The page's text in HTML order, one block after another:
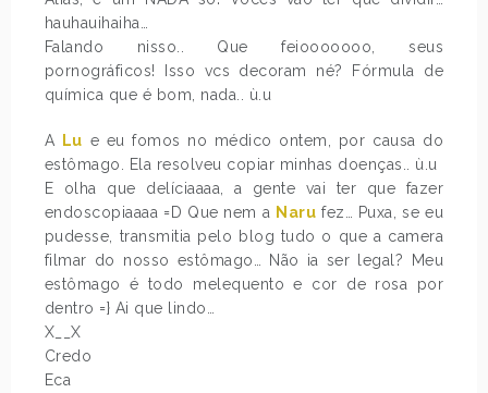
hauhauihaiha…
Falando nisso.. Que feiooooooo, seus
pornográficos! Isso vcs decoram né? Fórmula de
química que é bom, nada.. ù.u
A Lu e eu fomos no médico ontem, por causa do
estômago. Ela resolveu copiar minhas doenças.. ù.u
E olha que delíciaaaa, a gente vai ter que fazer
endoscopiaaaa =D Que nem a Naru fez… Puxa, se eu
pudesse, transmitia pelo blog tudo o que a camera
filmar do nosso estômago… Não ia ser legal? Meu
estômago é todo melequento e cor de rosa por
dentro =} Ai que lindo…
X__X
Credo
Eca